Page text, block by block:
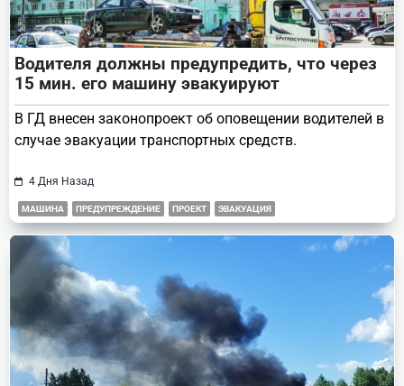
Водителя должны предупредить, что через
15 мин. его машину эвакуируют
В ГД внесен законопроект об оповещении водителей в
случае эвакуации транспортных средств.
4 Дня Назад
МАШИНА ПРЕДУПРЕЖДЕНИЕ ПРОЕКТ ЭВАКУАЦИЯ